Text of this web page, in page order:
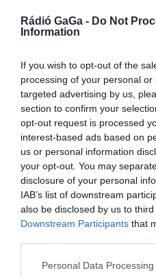
Rádió GaGa - Do Not
Information
If you wish to opt-out of the
processing of your personal
targeted advertising by us,
section to confirm your
opt-out request is processed
interest-based ads based on
us or personal information
your opt-out. You may
disclosure of your personal
IAB’s list of downstream
also be disclosed by us to
Downstream Participants that
Personal Data
DUMA DUBA 2024
A
DUMA DUBA 2024